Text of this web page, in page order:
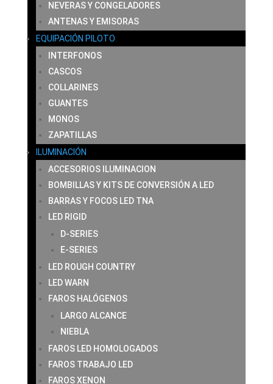
NEVERAS Y CONGELADORES
ANTENAS Y EMISORAS
EQUIPACIÓN PILOTO
INTERFONOS
CASCOS
COLLARINES
GUANTES
MONOS
ZAPATILLAS
ILUMINACIÓN
ACCESORIOS ILUMINACION
BOMBILLAS Y KITS DE CONVERSIÓN A LED
BARRAS Y FOCOS LED TNA
LED RIGID
D-SERIES
E-SERIES
LED ROUGH COUNTRY
LED WARN
FAROS HALÓGENOS
LARGO ALCANCE
NIEBLA
FAROS LED HOMOLOGADOS
FAROS TRABAJO LED
FAROS XENON